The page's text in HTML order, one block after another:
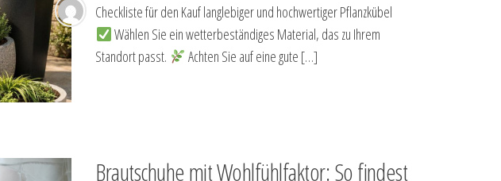
Checkliste für den Kauf langlebiger und hochwertiger Pflanzkübel
Wählen Sie ein wetterbeständiges Material, das zu Ihrem
Standort passt.
Achten Sie auf eine gute […]
Brautschuhe mit Wohlfühlfaktor: So findest